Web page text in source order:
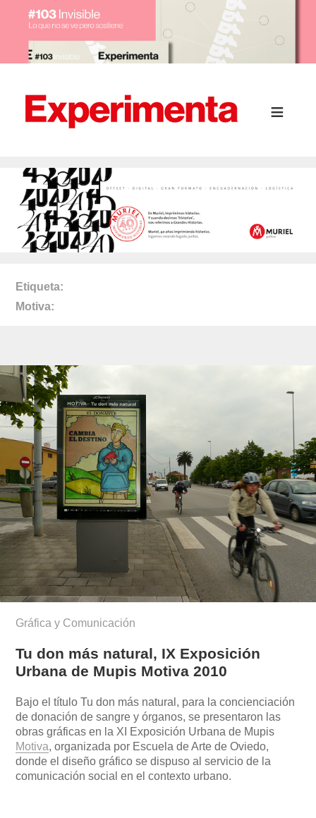
Etiqueta
Motiva
Gráfica y Comunicación
Tu don más natural, IX Exposición
Urbana de Mupis Motiva 2010
Bajo el título Tu don más natural, para la concienciación
de donación de sangre y órganos, se presentaron las
obras gráficas en la XI Exposición Urbana de Mupis
Motiva, organizada por Escuela de Arte de Oviedo,
donde el diseño gráfico se dispuso al servicio de la
comunicación social en el contexto urbano.